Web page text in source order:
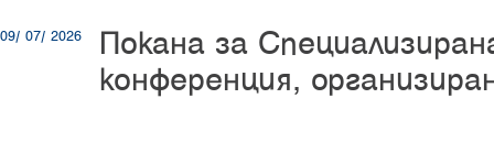
09/ 07/ 2026
Покана за
конференция,